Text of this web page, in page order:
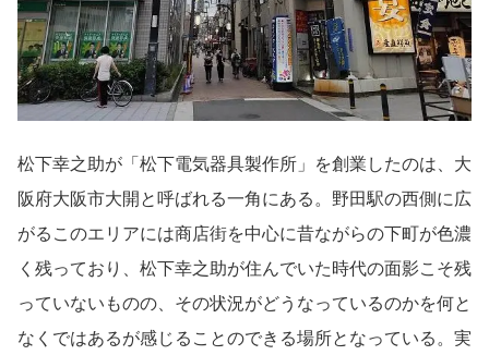
松下幸之助が「松下電気器具製作所」を創業したのは、大
阪府大阪市大開と呼ばれる一角にある。野田駅の西側に広
がるこのエリアには商店街を中心に昔ながらの下町が色濃
く残っており、松下幸之助が住んでいた時代の面影こそ残
っていないものの、その状況がどうなっているのかを何と
なくではあるが感じることのできる場所となっている。実